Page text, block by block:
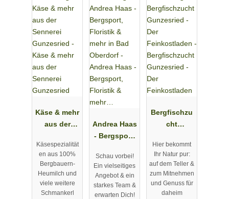
Käse & mehr
aus der
Gunzesried
Käsespezialität
en aus 100%
Bergbauern-
Heumilch und
viele weitere
Schmankerl
Andrea Haas
- Bergsport,
mehr…
Schau vorbei!
Ein vielseitiges
Angebot & ein
starkes Team &
erwarten Dich!
Bergfischzu
cht
Der
Feinkostlad
en
Hier bekommt
Ihr Natur pur:
auf dem Teller &
zum Mitnehmen
und Genuss für
daheim